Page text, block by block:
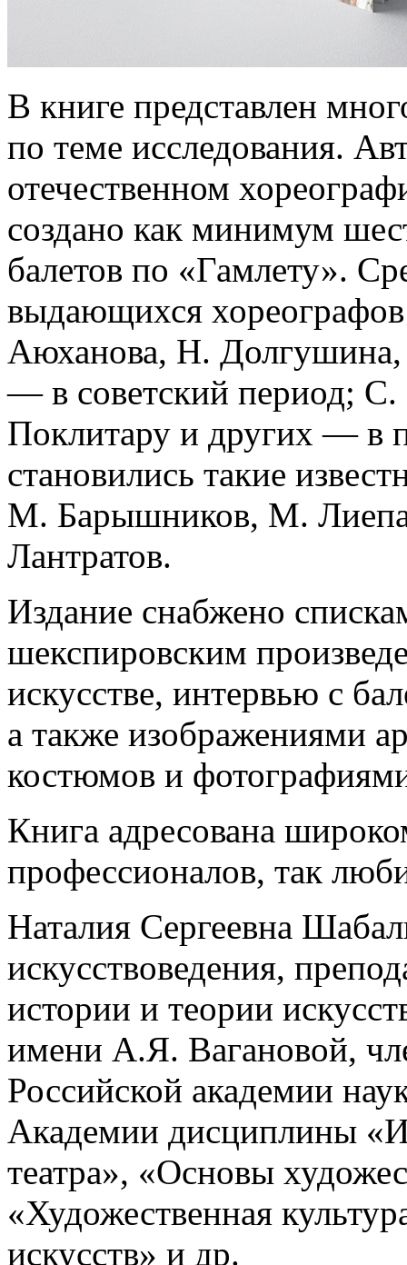
В книге представлен
по теме исследования.
отечественном
создано как минимум
балетов по «Гамлету».
выдающихся
Аюханова, Н.
— в советский период;
Поклитару и других — в
становились такие
М. Барышников, М.
Лантратов.
Издание снабжено
шекспировским
искусстве, интервью с
а также изображениями
костюмов и
Книга адресована
профессионалов, так
Наталия Сергеевна
искусствоведения,
истории и теории
имени А.Я. Вагановой,
Российской академии
Академии дисциплины
театра», «Основы
«Художественная
искусств» и др.